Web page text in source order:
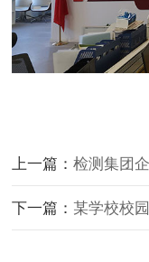
上一篇：检测集团
下一篇：某学校校